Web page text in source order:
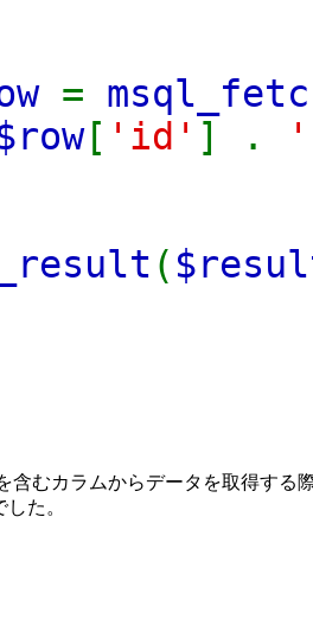
=
[ 'id' ] .
(
含むカラムからデータを取得する
た。